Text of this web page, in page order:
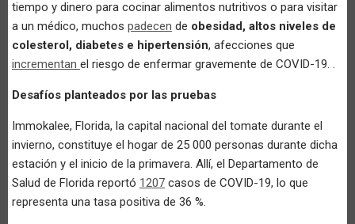
tiempo y dinero para cocinar alimentos nutritivos o para visitar
a un médico, muchos padecen de obesidad, altos niveles de
colesterol, diabetes e hipertensión, afecciones que
incrementan el riesgo de enfermar gravemente de COVID-19. .
Desafíos planteados por las pruebas
Immokalee, Florida, la capital nacional del tomate durante el
invierno, constituye el hogar de 25 000 personas durante dicha
estación y el inicio de la primavera. Allí, el Departamento de
Salud de Florida reportó 1207 casos de COVID-19, lo que
representa una tasa positiva de 36 %.